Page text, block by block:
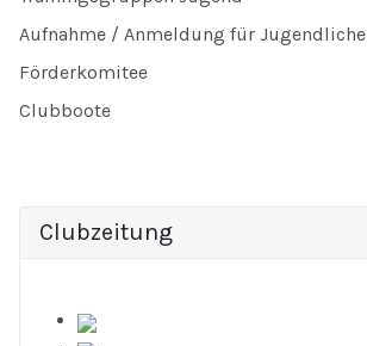
Aufnahme / Anmeldung für Jugendliche
Förderkomitee
Clubboote
Clubzeitung